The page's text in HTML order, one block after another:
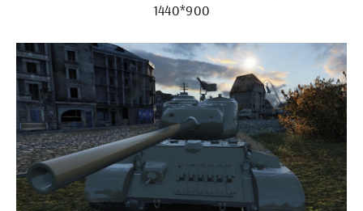
1440*900